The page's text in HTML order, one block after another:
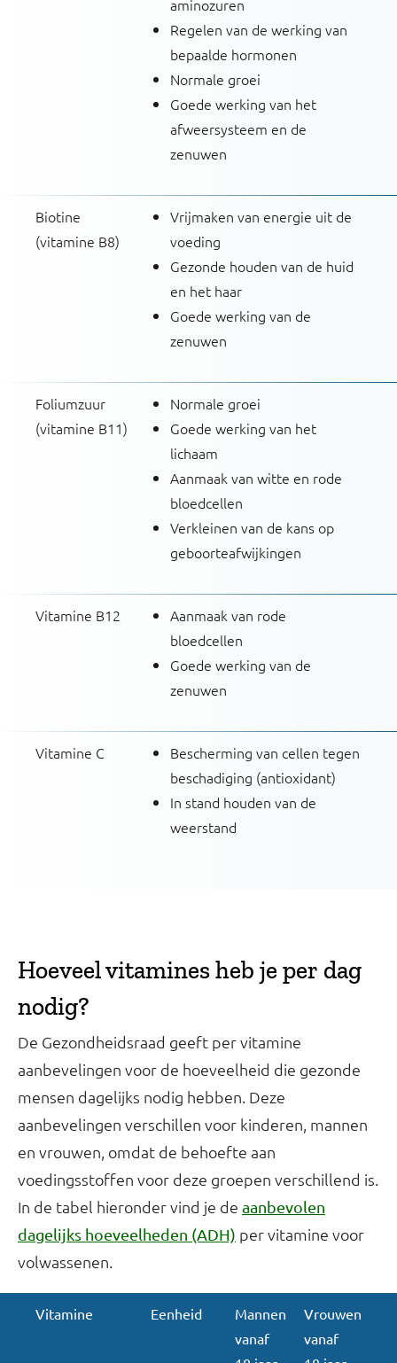
aminozuren
Regelen van de werking van
bepaalde hormonen
Normale groei
Goede werking van het
afweersysteem en de
zenuwen
Biotine
(vitamine B8)
Vrijmaken van energie uit de
voeding
Gezonde houden van de huid
en het haar
Goede werking van de
zenuwen
Foliumzuur
(vitamine B11)
Normale groei
Goede werking van het
lichaam
Aanmaak van witte en rode
bloedcellen
Verkleinen van de kans op
geboorteafwijkingen
Vitamine B12
Aanmaak van rode
bloedcellen
Goede werking van de
zenuwen
Vitamine C
Bescherming van cellen tegen
beschadiging (antioxidant)
In stand houden van de
weerstand
Hoeveel vitamines heb je per dag
nodig?
De Gezondheidsraad geeft per vitamine
aanbevelingen voor de hoeveelheid die gezonde
mensen dagelijks nodig hebben. Deze
aanbevelingen verschillen voor kinderen, mannen
en vrouwen, omdat de behoefte aan
voedingsstoffen voor deze groepen verschillend is.
In de tabel hieronder vind je de aanbevolen
dagelijks hoeveelheden (ADH) per vitamine voor
volwassenen.
Vitamine Eenheid
Mannen
vanaf
Vrouwen
vanaf